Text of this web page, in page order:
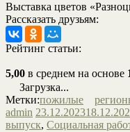
Выставка цветов
Рассказать друзьям:
Рейтинг статьи:
5,00 в среднем на основе
Загрузка...
Метки:пожилые
admin 23.12.2023
выпуск, Социальная